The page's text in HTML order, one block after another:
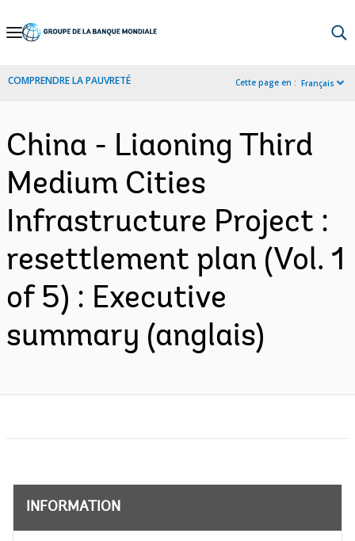
Skip
Navigation
COMPRENDRE LA PAUVRETÉ Cette page en : Français
China - Liaoning Third
Medium Cities
Infrastructure Project :
resettlement plan (Vol. 1
of 5) : Executive
summary (anglais)
INFORMATION